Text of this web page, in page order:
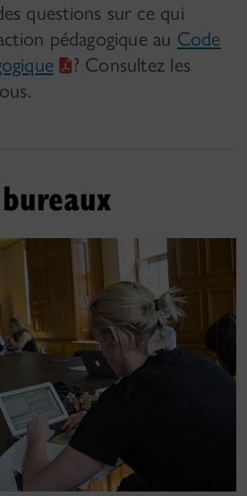
questions sur ce qui
pédagogique au Code
? Consultez les